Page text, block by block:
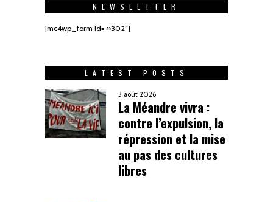
NEWSLETTER
[mc4wp_form id= »302″]
LATEST POSTS
3 août 2026
La Méandre vivra :
contre l’expulsion, la
répression et la mise
au pas des cultures
libres